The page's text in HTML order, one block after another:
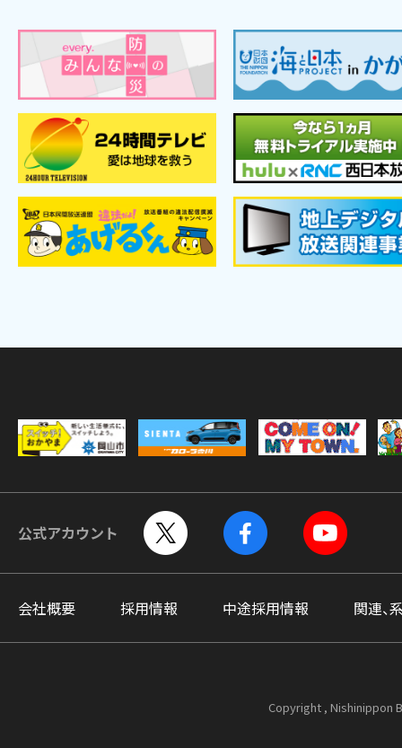
公式アカウント
会社概要 採用情報 中途採用情報 関連、
Copyright , Nishinippon